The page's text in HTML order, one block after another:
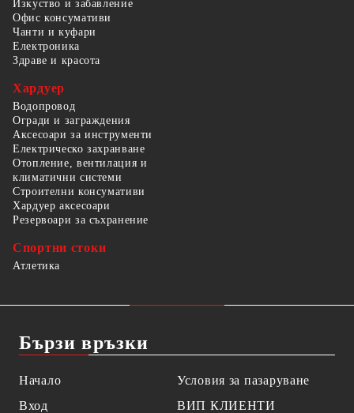
Изкуство и забавление
Офис консумативи
Чанти и куфари
Електроника
Здраве и красота
Хардуер
Водопровод
Огради и заграждения
Аксесоари за инструменти
Електрическо захранване
Отопление, вентилация и
климатични системи
Строителни консумативи
Хардуер аксесоари
Резервоари за съхранение
Спортни стоки
Атлетика
Бързи връзки
Начало
Вход
Условия за пазаруване
ВИП КЛИЕНТИ